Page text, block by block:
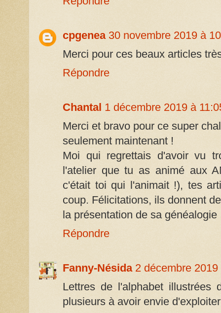
cpgenea 30 novembre 2019 à
Merci pour ces beaux articles
Répondre
Chantal 1 décembre 2019 à
Merci et bravo pour ce super
seulement maintenant !
Moi qui regrettais d'avoir vu
l'atelier que tu as animé aux
c'était toi qui l'animait !), tes
coup. Félicitations, ils donnent
la présentation de sa généalogie
Répondre
Fanny-Nésida 2 décembre
Lettres de l'alphabet illustrées
plusieurs à avoir envie